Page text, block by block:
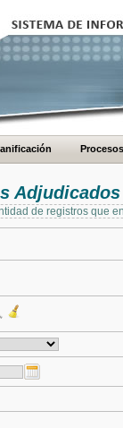
Procesos
Adjudicados
de registros que